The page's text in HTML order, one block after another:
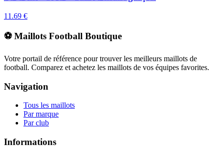
11.69 €
⚽ Maillots Football Boutique
Votre portail de référence pour trouver les meilleurs maillots de
football. Comparez et achetez les maillots de vos équipes favorites.
Navigation
Tous les maillots
Par marque
Par club
Informations